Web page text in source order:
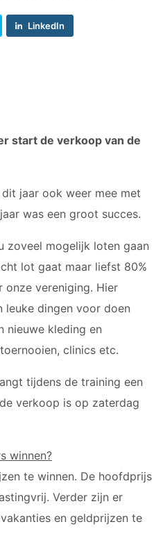
C1
C2
1
2
LinkedIn
start de verkoop van de
jaar ook weer mee met
was een groot succes.
zoveel mogelijk loten gaan
lot gaat maar liefst 80%
vereniging. Hier
leuke dingen voor doen
nieuwe kleding en
clinics etc.
tijdens de training een
verkoop is op zaterdag
winnen?
te winnen. De hoofdprijs
Verder zijn er
en geldprijzen te